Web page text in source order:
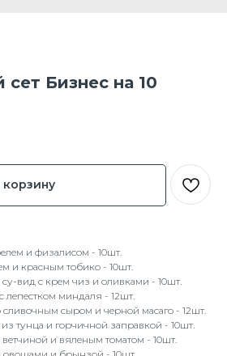
Бизнес на 10
корзину
и физалисом - 10шт.
и красным тобико - 10шт.
вид с крем чиз и оливками - 10шт.
лепестком миндаля - 12шт.
сыром и черной масаго - 12шт.
тунца и горчичной заправкой - 10шт.
и вяленым томатом - 10шт.